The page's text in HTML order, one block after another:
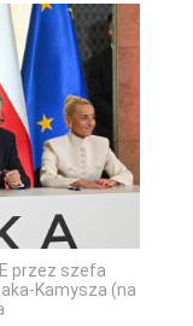
przez szefa
Kamysza (na